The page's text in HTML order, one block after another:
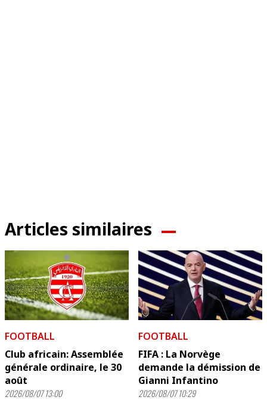
Articles similaires
FOOTBALL
Club africain: Assemblée
générale ordinaire, le 30
août
2026/08/07 13:00
FOOTBALL
FIFA : La Norvège
demande la démission de
Gianni Infantino
2026/08/07 10:29